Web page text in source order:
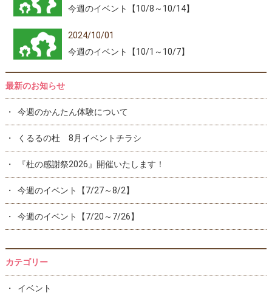
今週のイベント【10/8～10/14】
2024/10/01
今週のイベント【10/1～10/7】
最新のお知らせ
今週のかんたん体験について
くるるの杜 8月イベントチラシ
『杜の感謝祭2026』開催いたします！
今週のイベント【7/27～8/2】
今週のイベント【7/20～7/26】
カテゴリー
イベント